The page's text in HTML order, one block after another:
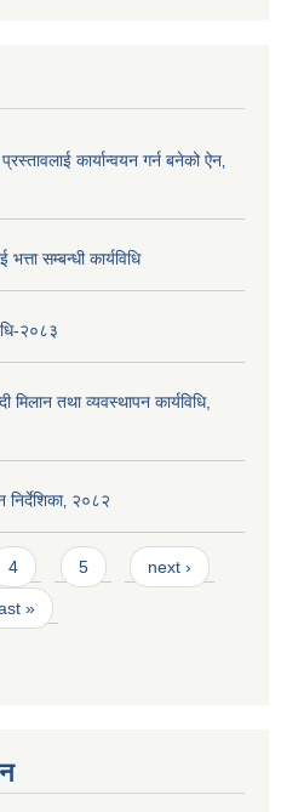
कार्यान्वयन गर्न बनेको ऐन‚
सम्बन्धी कार्यविधि
२०८३
मिलान तथा व्यवस्थापन कार्यविधि,
२०८२
4 5 next ›
»